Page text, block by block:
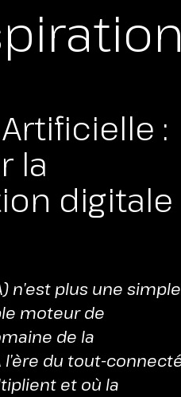
:
la
digitale
n’est plus une simple
moteur de
de la
du tout-
et où la